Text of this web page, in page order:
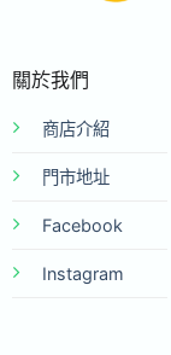
關於我們
商店介紹
門市地址
Facebook
Instagram